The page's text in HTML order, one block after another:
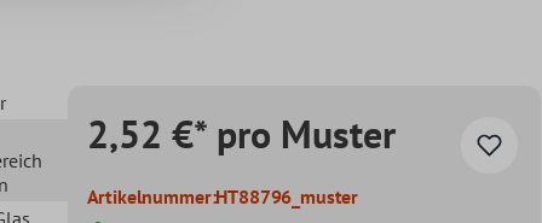
2,52 €* pro Muster
Artikelnummer:HT88796_muster